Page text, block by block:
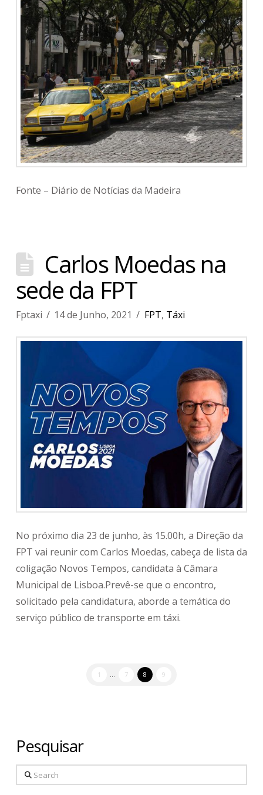
Fonte – Diário de Notícias da Madeira
Carlos Moedas na
sede da FPT
Fptaxi 14 de Junho, 2021 FPT, Táxi
No próximo dia 23 de junho, às 15.00h, a Direção da
FPT vai reunir com Carlos Moedas, cabeça de lista da
coligação Novos Tempos, candidata à Câmara
Municipal de Lisboa.Prevê-se que o encontro,
solicitado pela candidatura, aborde a temática do
serviço público de transporte em táxi.
1 7 8 9
Pesquisar
Search